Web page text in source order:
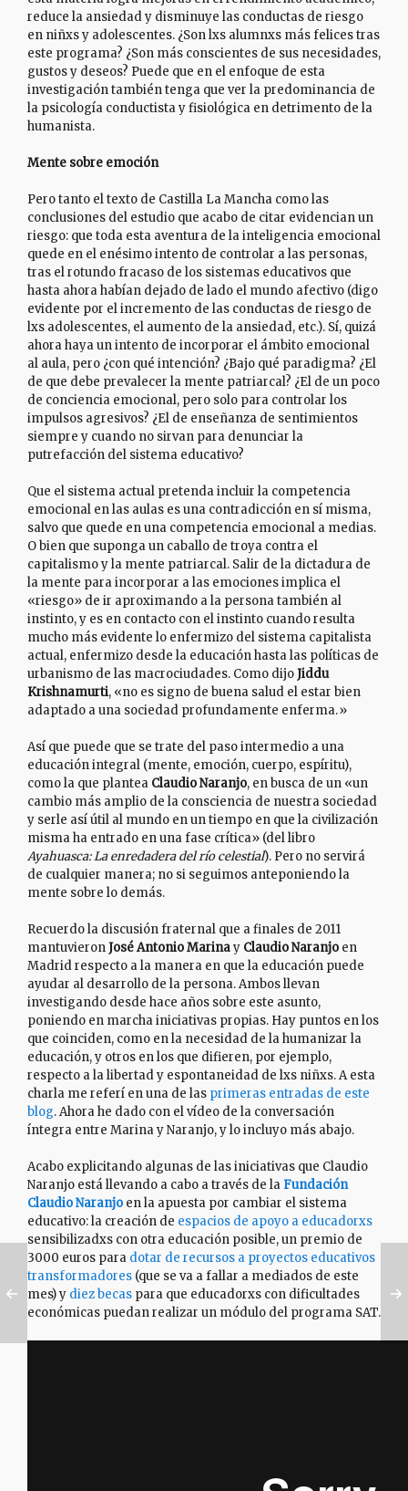
reduce la ansiedad y disminuye las conductas de riesgo
en niñxs y adolescentes. ¿Son lxs alumnxs más felices tras
este programa? ¿Son más conscientes de sus necesidades,
gustos y deseos? Puede que en el enfoque de esta
investigación también tenga que ver la predominancia de
la psicología conductista y fisiológica en detrimento de la
humanista.
Mente sobre emoción
Pero tanto el texto de Castilla La Mancha como las
conclusiones del estudio que acabo de citar evidencian un
riesgo: que toda esta aventura de la inteligencia emocional
quede en el enésimo intento de controlar a las personas,
tras el rotundo fracaso de los sistemas educativos que
hasta ahora habían dejado de lado el mundo afectivo (digo
evidente por el incremento de las conductas de riesgo de
lxs adolescentes, el aumento de la ansiedad, etc.). Sí, quizá
ahora haya un intento de incorporar el ámbito emocional
al aula, pero ¿con qué intención? ¿Bajo qué paradigma? ¿El
de que debe prevalecer la mente patriarcal? ¿El de un poco
de conciencia emocional, pero solo para controlar los
impulsos agresivos? ¿El de enseñanza de sentimientos
siempre y cuando no sirvan para denunciar la
putrefacción del sistema educativo?
Que el sistema actual pretenda incluir la competencia
emocional en las aulas es una contradicción en sí misma,
salvo que quede en una competencia emocional a medias.
O bien que suponga un caballo de troya contra el
capitalismo y la mente patriarcal. Salir de la dictadura de
la mente para incorporar a las emociones implica el
«riesgo» de ir aproximando a la persona también al
instinto, y es en contacto con el instinto cuando resulta
mucho más evidente lo enfermizo del sistema capitalista
actual, enfermizo desde la educación hasta las políticas de
urbanismo de las macrociudades. Como dijoJiddu
Krishnamurti, «no es signo de buena salud el estar bien
adaptado a una sociedad profundamente enferma.»
Así que puede que se trate del paso intermedio a una
educación integral (mente, emoción, cuerpo, espíritu),
como la que plantea Claudio Naranjo, en busca de un «un
cambio más amplio de la consciencia de nuestra sociedad
y serle así útil al mundo en un tiempo en que la civilización
misma ha entrado en una fase crítica» (del libro
Ayahuasca: La enredadera del río celestial). Pero no servirá
de cualquier manera; no si seguimos anteponiendo la
mente sobre lo demás.
Recuerdo la discusión fraternal que a finales de 2011
mantuvieronJosé Antonio Marinay Claudio Naranjo en
Madrid respecto a la manera en que la educación puede
ayudar al desarrollo de la persona. Ambos llevan
investigando desde hace años sobre este asunto,
poniendo en marcha iniciativas propias. Hay puntos en los
que coinciden, como en la necesidad de la humanizar la
educación, y otros en los que difieren, por ejemplo,
respecto a la libertad y espontaneidad de lxs niñxs. A esta
charla me referí en una de las primeras entradas de este
blog. Ahora he dado con el vídeo de la conversación
íntegra entre Marina y Naranjo, y lo incluyo más abajo.
Acabo explicitando algunas de las iniciativas que Claudio
Naranjo está llevando a cabo a través de la Fundación
Claudio Naranjo en la apuesta por cambiar el sistema
educativo: la creación de espacios de apoyo a educadorxs
sensibilizadxs con otra educación posible, un premio de
3000 euros para dotar de recursos a proyectos educativos
transformadores (que se va a fallar a mediados de este
mes) y diez becas para que educadorxs con dificultades
económicas puedan realizar un módulo del programa SAT.